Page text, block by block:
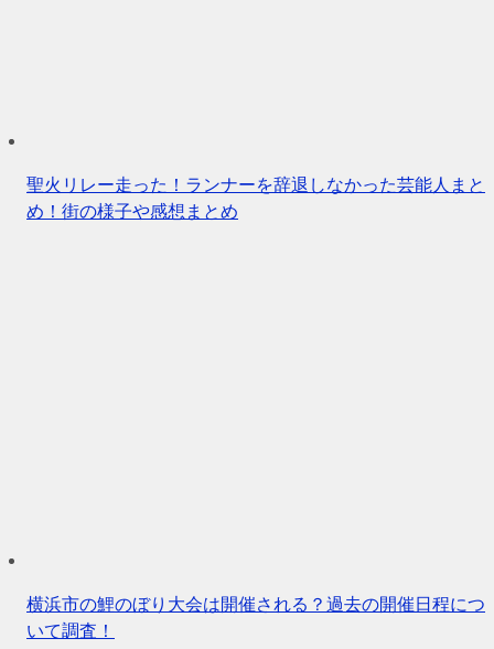
聖火リレー走った！ランナーを辞退しなかった芸能人まと
め！街の様子や感想まとめ
横浜市の鯉のぼり大会は開催される？過去の開催日程につ
いて調査！